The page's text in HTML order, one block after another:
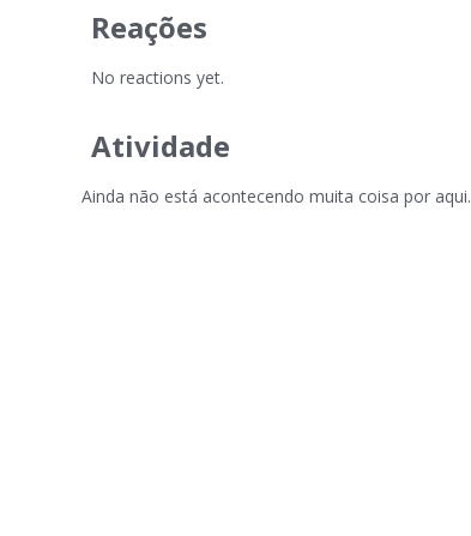
Reações
No reactions yet.
Atividade
Ainda não está acontecendo muita coisa por aqui.